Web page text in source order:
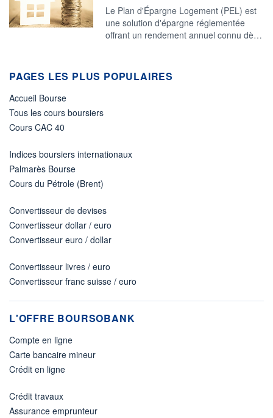
Le Plan d'Épargne Logement (PEL) est
une solution d'épargne réglementée
offrant un rendement annuel connu dè…
PAGES LES PLUS POPULAIRES
Accueil Bourse
Tous les cours boursiers
Cours CAC 40
Indices boursiers internationaux
Palmarès Bourse
Cours du Pétrole (Brent)
Convertisseur de devises
Convertisseur dollar / euro
Convertisseur euro / dollar
Convertisseur livres / euro
Convertisseur franc suisse / euro
L'OFFRE BOURSOBANK
Compte en ligne
Carte bancaire mineur
Crédit en ligne
Crédit travaux
Assurance emprunteur